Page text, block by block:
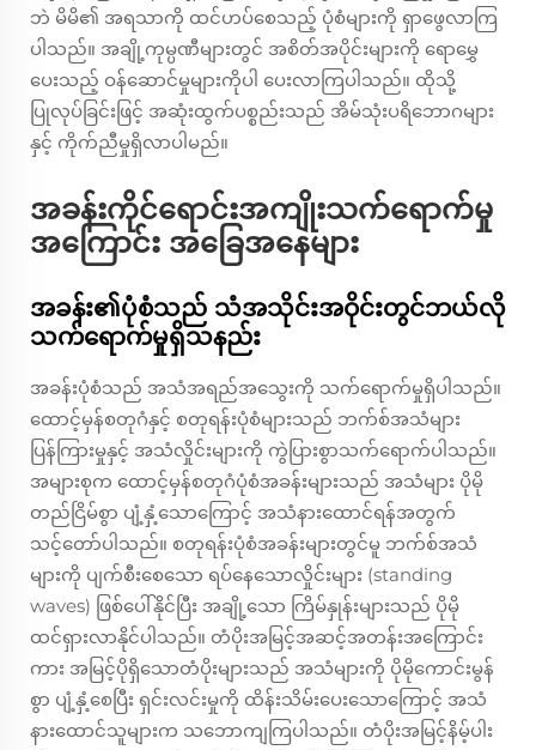
ဘဲ မိမိ၏ အရသာကို ထင်ဟပ်စေသည့် ပုံစံများကို ရှာဖွေလာကြ
ပါသည်။ အချို့ကုမ္ပဏီများတွင် အစိတ်အပိုင်းများကို ရောမွှေ
ပေးသည့် ဝန်ဆောင်မှုများကိုပါ ပေးလာကြပါသည်။ ထိုသို့
ပြုလုပ်ခြင်းဖြင့် အဆုံးထွက်ပစ္စည်းသည် အိမ်သုံးပရိဘောဂများ
နှင့် ကိုက်ညီမှုရှိလာပါမည်။
အခန်းကိုင်ရောင်းအကျိုးသက်ရောက်မှု
အကြောင်း အခြေအနေများ
အခန်း၏ပုံစံသည် သံအသိုင်းအဝိုင်းတွင်ဘယ်လို
သက်ရောက်မှုရှိသနည်း
အခန်းပုံစံသည် အသံအရည်အသွေးကို သက်ရောက်မှုရှိပါသည်။
ထောင့်မှန်စတုဂံနှင့် စတုရန်းပုံစံများသည် ဘက်စ်အသံများ
ပြန်ကြားမှုနှင့် အသံလှိုင်းများကို ကွဲပြားစွာသက်ရောက်ပါသည်။
အများစုက ထောင့်မှန်စတုဂံပုံစံအခန်းများသည် အသံများ ပိုမို
တည်ငြိမ်စွာ ပျံ့နှံ့သောကြောင့် အသံနားထောင်ရန်အတွက်
သင့်တော်ပါသည်။ စတုရန်းပုံစံအခန်းများတွင်မူ ဘက်စ်အသံ
များကို ပျက်စီးစေသော ရပ်နေသောလှိုင်းများ (standing
waves) ဖြစ်ပေါ်နိုင်ပြီး အချို့သော ကြိမ်နှုန်းများသည် ပိုမို
ထင်ရှားလာနိုင်ပါသည်။ တံပိုးအမြင့်အဆင့်အတန်းအကြောင်း
ကား အမြင့်ပိုရှိသောတံပိုးများသည် အသံများကို ပိုမိုကောင်းမွန်
စွာ ပျံ့နှံ့စေပြီး ရှင်းလင်းမှုကို ထိန်းသိမ်းပေးသောကြောင့် အသံ
နားထောင်သူများက သဘောကျကြပါသည်။ တံပိုးအမြင့်နိမ့်ပါး